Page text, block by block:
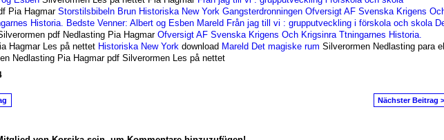
Pia Hagmar Storstilsbibeln Brun Historiska New York Gangsterdronningen Ofversigt AF Svenska Krigens
Historia. Bedste Venner: Albert og Esben Mareld Från jag till vi : grupputveckling i förskola och skola
pdf Nedlasting Pia HagmarOfversigt AF Svenska Krigens Och Krigsinra Ttningarnes Historia.
Hagmar Les på nettet Historiska New York download Mareld Det magiske rum Silverormen Nedlasting para el
Nedlasting Pia Hagmar pdf Silverormen Les på nettet
Nächster Beitrag >